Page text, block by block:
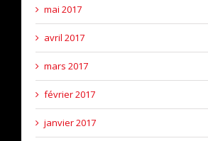
mai 2017
avril 2017
mars 2017
février 2017
janvier 2017